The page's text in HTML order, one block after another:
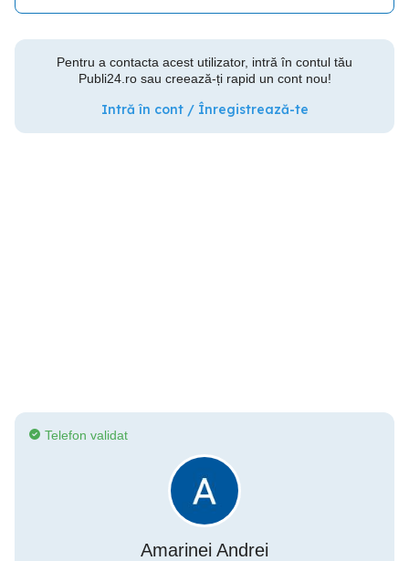
Pentru a contacta acest utilizator, intră în contul tău
Publi24.ro sau creează-ți rapid un cont nou!
Intră în cont / Înregistrează-te
Telefon validat
Amarinei Andrei